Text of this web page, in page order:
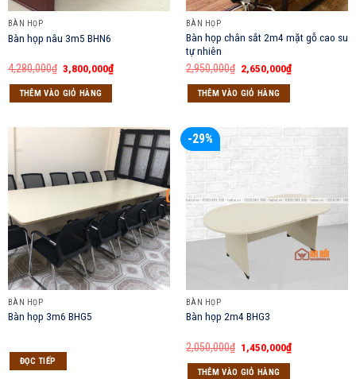
BÀN HỌP
Bàn họp nâu 3m5 BHN6
4,280,000₫ Giá
gốc
là:
4,280,000₫.
3,800,000₫Giá
hiện
THÊM VÀO GIỎ HÀNG
BÀN HỌP
Bàn họp chân sắt 2m4 mặt gỗ cao su
tự nhiên
2,950,000₫ Giá
gốc
là:
2,950,000₫.
2,650,000₫Giá
hiện
THÊM VÀO GIỎ HÀNG
BÀN HỌP
Bàn họp 3m6 BHG5
ĐỌC TIẾP
-29%
BÀN HỌP
Bàn họp 2m4 BHG3
2,050,000₫ Giá
gốc
là:
1,450,000₫Giá
hiện
THÊM VÀO GIỎ HÀNG